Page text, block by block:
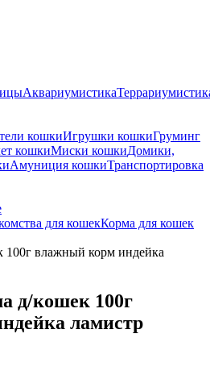
Аквариумистика
кошкиИгрушки кошкиГруминг
кошкиМиски кошкиДомики,
Амуниция кошкиТранспортировка
для кошекКорма для кошек
100г влажный корм индейка
д/кошек 100г
ламистр